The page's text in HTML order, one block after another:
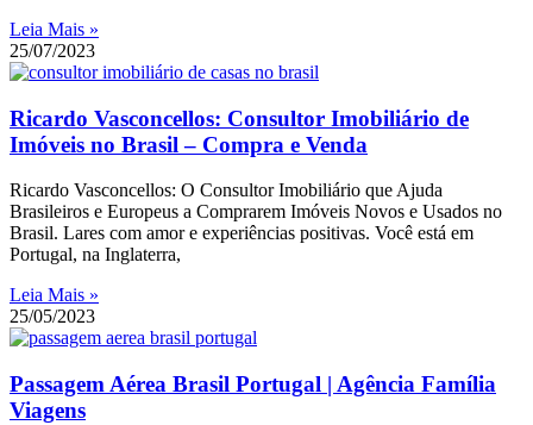
Leia Mais »
25/07/2023
Ricardo Vasconcellos: Consultor Imobiliário de
Imóveis no Brasil – Compra e Venda
Ricardo Vasconcellos: O Consultor Imobiliário que Ajuda
Brasileiros e Europeus a Comprarem Imóveis Novos e Usados no
Brasil. Lares com amor e experiências positivas. Você está em
Portugal, na Inglaterra,
Leia Mais »
25/05/2023
Passagem Aérea Brasil Portugal | Agência Família
Viagens